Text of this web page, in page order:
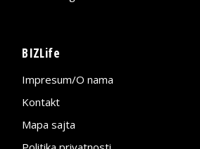
BIZLife
Impresum/O nama
Kontakt
Mapa sajta